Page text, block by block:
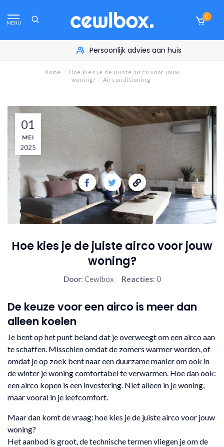
MENU
0
Persoonlijk advies aan huis
Home / Hoe kies je de juiste airco voor jouw
woning? / Airconditioning
01
MEI
2025
Hoe kies je de juiste airco voor jouw
woning?
Door: Cewlbox Reacties: 0
De keuze voor een airco is meer dan
alleen koelen
Je bent op het punt beland dat je overweegt om een airco aan
te schaffen. Misschien omdat de zomers warmer worden, of
omdat je op zoek bent naar een duurzame manier om ook in
de winter je woning comfortabel te verwarmen. Hoe dan ook:
een airco kopen is een investering. Niet alleen in je woning,
maar vooral in je leefcomfort.
Maar dan komt de vraag: hoe kies je de juiste airco voor jouw
woning?
Het aanbod is groot, de technische termen vliegen je om de